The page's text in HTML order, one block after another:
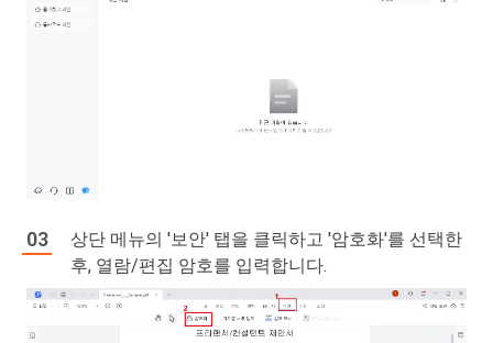
상단 메뉴의 '보안' 탭을 클릭하고 '암호화'를 선택한
후, 열람/편집 암호를 입력합니다.